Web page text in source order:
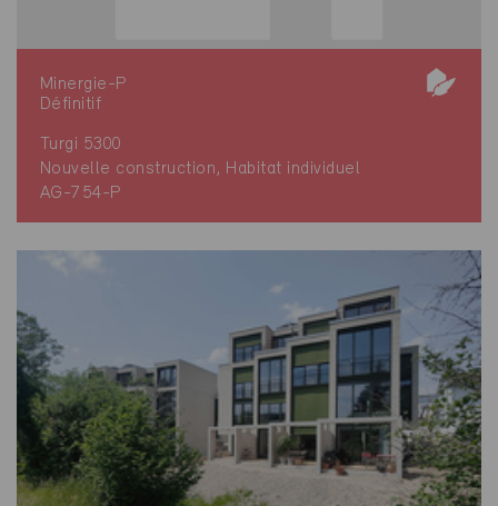
Minergie-P
Définitif
Turgi 5300
Nouvelle construction, Habitat individuel
AG-754-P